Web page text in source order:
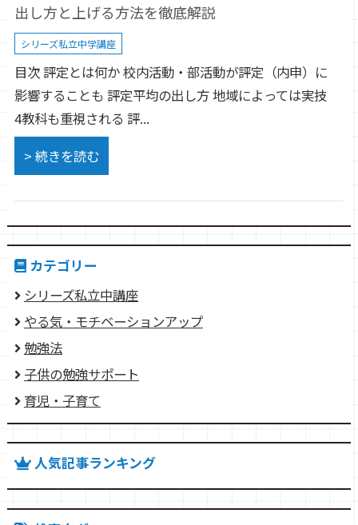
出し方と上げる方法を徹底解説
シリーズ私立中学講座
目次 評定とは何か 校内活動・部活動が評定（内申）に
影響することも 評定平均の出し方 地域によっては実技
4教科も重視される 評...
> 続きを読む
カテゴリー
シリーズ私立中講座
やる気・モチベーションアップ
勉強法
子供の勉強サポート
育児・子育て
人気記事ランキング